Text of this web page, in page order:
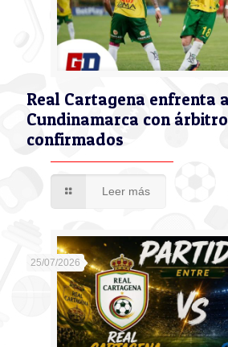
Real Cartagena enfrenta
Cundinamarca con
confirmados
Leer más
25/07/2026